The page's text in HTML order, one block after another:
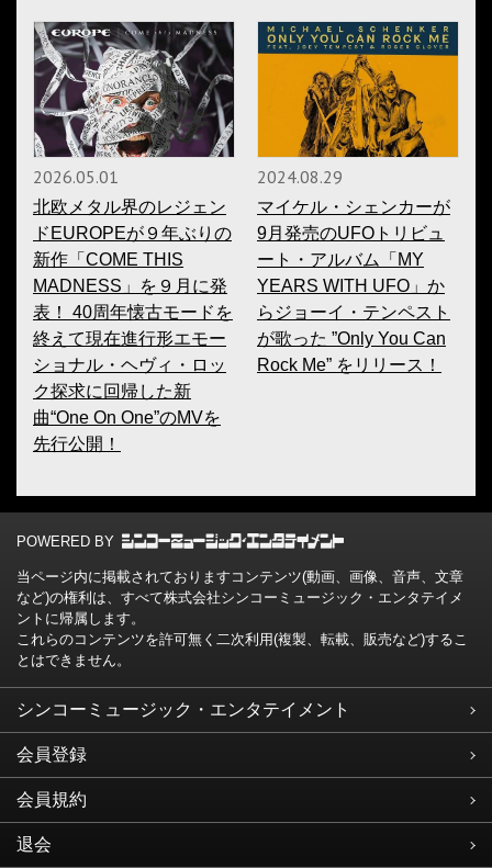
2026.05.01
北欧メタル界のレジェン
ドEUROPEが９年ぶりの
新作「COME THIS
MADNESS」を９月に発
表！ 40周年懐古モードを
終えて現在進行形エモー
ショナル・ヘヴィ・ロッ
ク探求に回帰した新
曲“One On One”のMVを
先行公開！
2024.08.29
マイケル・シェンカーが
9月発売のUFOトリビュ
ート・アルバム「MY
YEARS WITH UFO」か
らジョーイ・テンペスト
が歌った ”Only You Can
Rock Me” をリリース！
POWERED BY
当ページ内に掲載されておりますコンテンツ(動画、画像、音声、文章
など)の権利は、すべて株式会社シンコーミュージック・エンタテイメ
ントに帰属します。
これらのコンテンツを許可無く二次利用(複製、転載、販売など)するこ
とはできません。
シンコーミュージック・エンタテイメント
会員登録
会員規約
退会